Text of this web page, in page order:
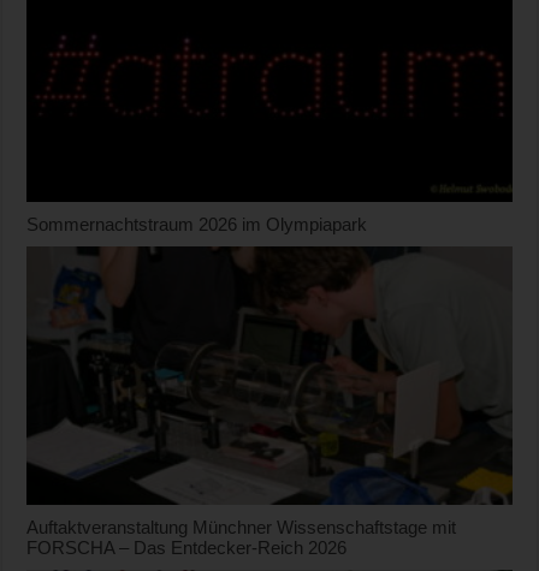
Sommernachtstraum 2026 im Olympiapark
Auftaktveranstaltung Münchner Wissenschaftstage mit
FORSCHA – Das Entdecker-Reich 2026